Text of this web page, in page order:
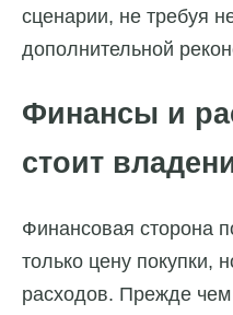
сценарии, не требуя
дополнительной
Финансы и
стоит
Финансовая сторона
только цену покупки,
расходов. Прежде